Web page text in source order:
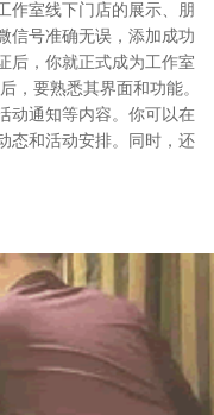
作室线下门店的展示、朋
信号准确无误，添加成功
后，你就正式成为工作室
，要熟悉其界面和功能。
动通知等内容。你可以在
态和活动安排。同时，还